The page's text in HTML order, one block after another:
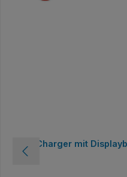
Charger mit